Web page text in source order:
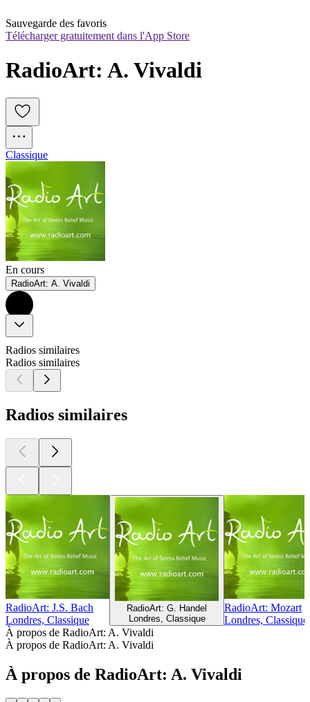
Sauvegarde des favoris
Télécharger gratuitement dans l'App Store
RadioArt: A. Vivaldi
Classique
En cours
RadioArt: A. Vivaldi
Radios similaires
Radios similaires
Radios similaires
RadioArt: J.S. Bach
Londres, Classique
RadioArt: G. Handel
Londres, Classique
RadioArt: Mozart
Londres, Classique
À propos de RadioArt: A. Vivaldi
À propos de RadioArt: A. Vivaldi
À propos de RadioArt: A. Vivaldi